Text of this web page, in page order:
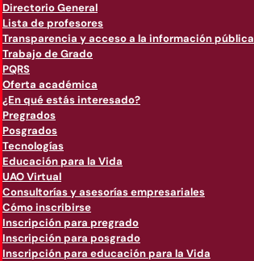
Directorio General
Lista de profesores
Transparencia y acceso a la información pública
Trabajo de Grado
PQRS
Oferta académica
¿En qué estás interesado?
Pregrados
Posgrados
Tecnologías
Educación para la Vida
UAO Virtual
Consultorías y asesorías empresariales
Cómo inscribirse
Inscripción para pregrado
Inscripción para posgrado
Inscripción para educación para la Vida